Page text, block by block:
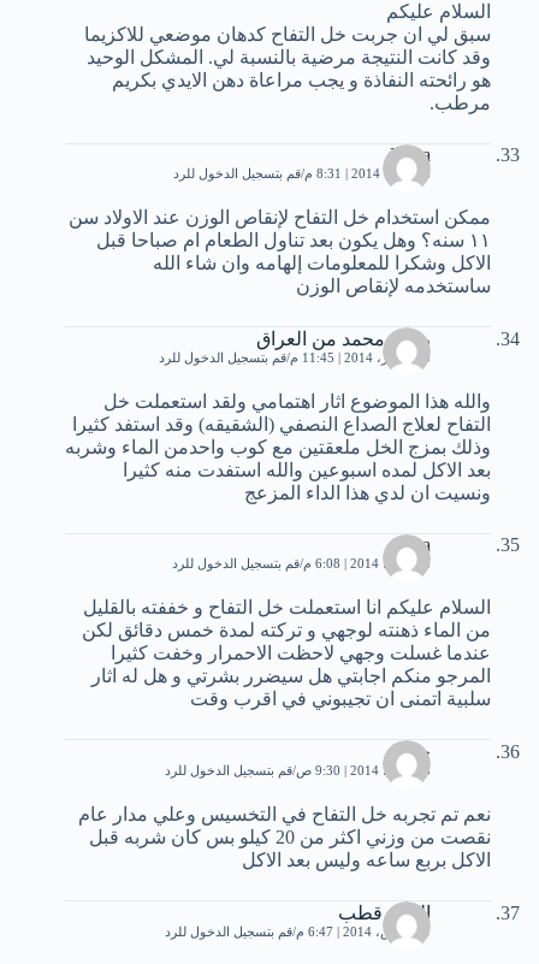
السلام عليكم
سبق لي ان جربت خل التفاح كدهان موضعي للاكزيما
وقد كانت النتيجة مرضية بالنسبة لي. المشكل الوحيد
هو رائحته النفاذة و يجب مراعاة دهن الايدي بكريم
مرطب.
Nana
6 فبراير، 2014 | 8:31 م قم بتسجيل الدخول للرد
ممكن استخدام خل التفاح لإنقاص الوزن عند الاولاد سن
١١ سنه؟ وهل يكون بعد تناول الطعام ام صباحا قبل
الاكل وشكرا للمعلومات إلهامه وان شاء الله
ساستخدمه لإنقاص الوزن
رجب محمد من العراق
20 فبراير، 2014 | 11:45 م قم بتسجيل الدخول للرد
والله هذا الموضوع اثار اهتمامي ولقد استعملت خل
التفاح لعلاج الصداع النصفي (الشقيقه) وقد استفد كثيرا
وذلك بمزج الخل ملعقتين مع كوب واحدمن الماء وشربه
بعد الاكل لمده اسبوعين والله استفدت منه كثيرا
ونسيت ان لدي هذا الداء المزعج
faiza
6 مارس، 2014 | 6:08 م قم بتسجيل الدخول للرد
السلام عليكم انا استعملت خل التفاح و خففته بالقليل
من الماء ذهنته لوجهي و تركته لمدة خمس دقائق لكن
عندما غسلت وجهي لاحظت الاحمرار وخفت كثيرا
المرجو منكم اجابتي هل سيضرر بشرتي و هل له اثار
سلبية اتمنى ان تجيبوني في اقرب وقت
حاتم
8 مارس، 2014 | 9:30 ص قم بتسجيل الدخول للرد
نعم تم تجربه خل التفاح في التخسيس وعلي مدار عام
نقصت من وزني اكثر من 20 كيلو بس كان شربه قبل
الاكل بربع ساعه وليس بعد اﻻكل
السيد قطب
21 مارس، 2014 | 6:47 م قم بتسجيل الدخول للرد